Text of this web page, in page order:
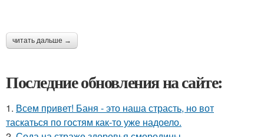
читать дальше →
Последние обновления на сайте:
1. Всем привет! Баня - это наша страсть, но вот
таскаться по гостям как-то уже надоело.